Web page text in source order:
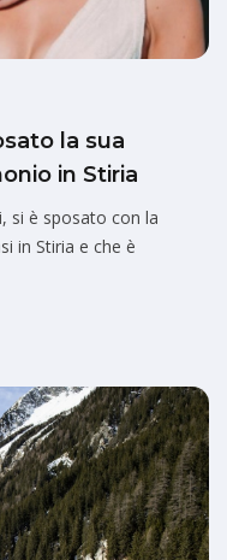
la sua
in Stiria
si è sposato con la
in Stiria e che è